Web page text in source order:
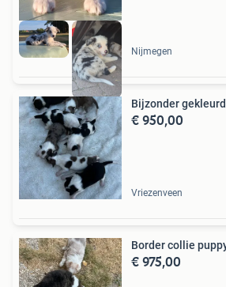
Nijmegen
Bijzonder
€ 950,00
Vriezenveen
Border collie
€ 975,00